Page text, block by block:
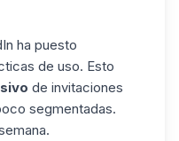
ha puesto
de uso. Esto
de invitaciones
segmentadas.